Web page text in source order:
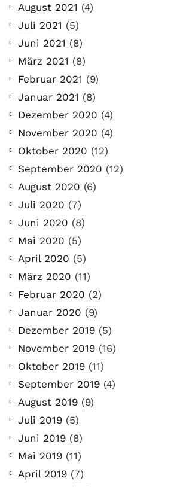
August 2021 (4)
Juli 2021 (5)
Juni 2021 (8)
März 2021 (8)
Februar 2021 (9)
Januar 2021 (8)
Dezember 2020 (4)
November 2020 (4)
Oktober 2020 (12)
September 2020 (12)
August 2020 (6)
Juli 2020 (7)
Juni 2020 (8)
Mai 2020 (5)
April 2020 (5)
März 2020 (11)
Februar 2020 (2)
Januar 2020 (9)
Dezember 2019 (5)
November 2019 (16)
Oktober 2019 (11)
September 2019 (4)
August 2019 (9)
Juli 2019 (5)
Juni 2019 (8)
Mai 2019 (11)
April 2019 (7)